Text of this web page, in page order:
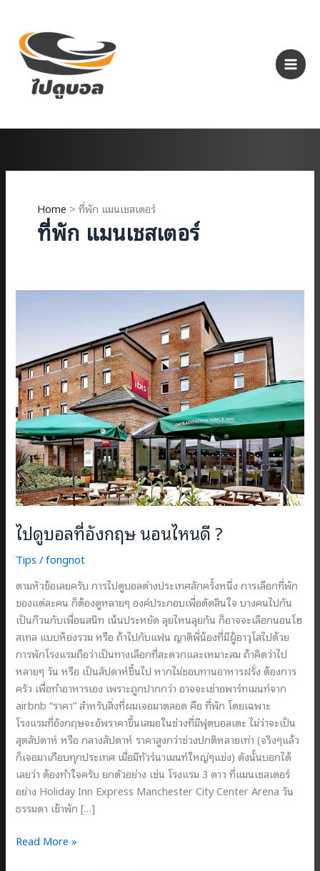
content
Home ที่พัก แมนเชสเตอร์
ที่พัก แมนเชสเตอร์
ไปดูบอลที่อังกฤษ นอนไหนดี ?
Tips /fongnot
ตามหัวข้อเลยครับ การไปดูบอลต่างประเทศสักครั้งหนึ่ง การเลือกที่พัก
ของแต่ละคน ก็ต้องดูหลายๆ องค์ประกอบเพื่อตัดสินใจ บางคนไปกัน
เป็นก๊วนกับเพื่อนสนิท เน้นประหยัด ลุยไหนลุยกัน ก็อาจจะเลือกนอนโฮ
สเทล แบบห้องรวม หรือ ถ้าไปกับแฟน ญาติพี่น้องที่มีผู้อาวุโสไปด้วย
การพักโรงแรมถือว่าเป็นทางเลือกที่สะดวกและเหมาะสม ถ้าคิดว่าไป
หลายๆ วัน หรือ เป็นสัปดาห์ขึ้นไป หากไม่ชอบทานอาหารฝรั่ง ต้องการ
ครัว เพื่อทำอาหารเอง เพราะถูกปากกว่า อาจจะเช่าอพาร์ทเมนท์จาก
airbnb “ราคา” สำหรับสิ่งที่ผมเจอมาตลอด คือ ที่พัก โดยเฉพาะ
โรงแรมที่อังกฤษจะอัพราคาขึ้นเสมอในช่วงที่มีฟุตบอลเตะ ไม่ว่าจะเป็น
สุดสัปดาห์ หรือ กลางสัปดาห์ ราคาสูงกว่าช่วงปกติหลายเท่า (จริงๆแล้ว
ก็เจอมาเกือบทุกประเทศ เมื่อมีทัวร์นาเมนท์ใหญ่ๆแข่ง) ดังนั้นบอกได้
เลยว่า ต้องทำใจครับ ยกตัวอย่าง เช่น โรงแรม 3 ดาว ที่แมนเชสเตอร์
อย่าง Holiday Inn Express Manchester City Center Arena วัน
ธรรมดา เข้าพัก […]
ไป
Read More »